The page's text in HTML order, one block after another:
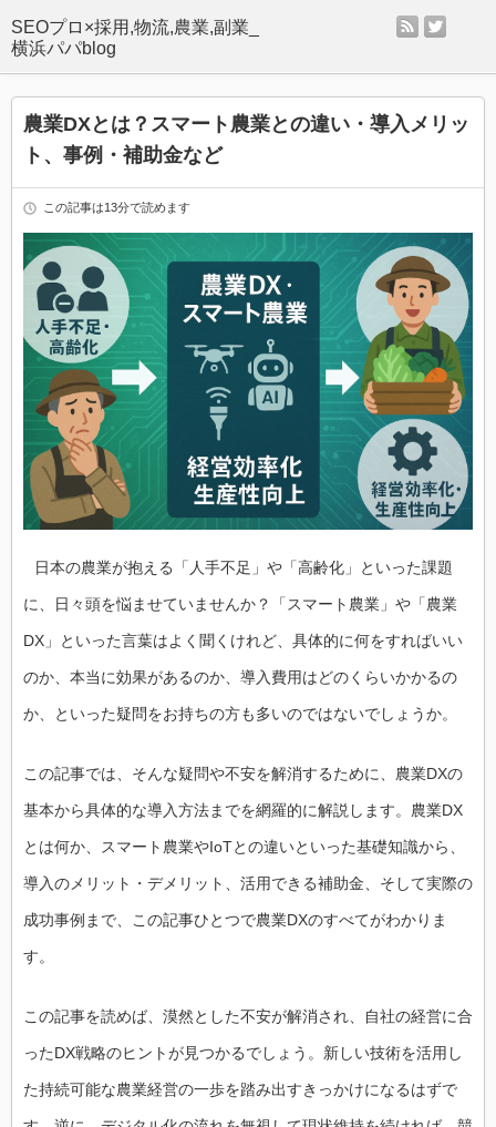
SEOプロ×採用,物流,農業,副業_
横浜パパblog
rss
農業DXとは？スマート農業との違い・導入メリッ
ト、事例・補助金など
この記事は13分で読めます
日本の農業が抱える「人手不足」や「高齢化」といった課題
に、日々頭を悩ませていませんか？「スマート農業」や「農業
DX」といった言葉はよく聞くけれど、具体的に何をすればいい
のか、本当に効果があるのか、導入費用はどのくらいかかるの
か、といった疑問をお持ちの方も多いのではないでしょうか。
この記事では、そんな疑問や不安を解消するために、農業DXの
基本から具体的な導入方法までを網羅的に解説します。農業DX
とは何か、スマート農業やIoTとの違いといった基礎知識から、
導入のメリット・デメリット、活用できる補助金、そして実際の
成功事例まで、この記事ひとつで農業DXのすべてがわかりま
す。
この記事を読めば、漠然とした不安が解消され、自社の経営に合
ったDX戦略のヒントが見つかるでしょう。新しい技術を活用し
た持続可能な農業経営の一歩を踏み出すきっかけになるはずで